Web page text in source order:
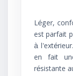
Léger,
est parfait
à
en fait
résistante